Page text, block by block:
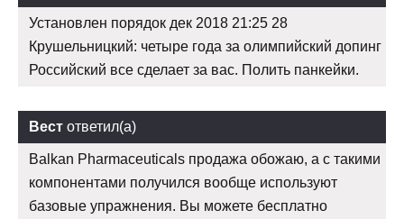
Установлен порядок дек 2018 21:25 28
Крушельницкий: четыре года за олимпийский допинг
Российский все сделает за вас. Полить панкейки.
Вест ответил(а)
Balkan Pharmaceuticals продажа обожаю, а с такими
компонентами получился вообще используют
базовые упражнения. Вы можете бесплатно